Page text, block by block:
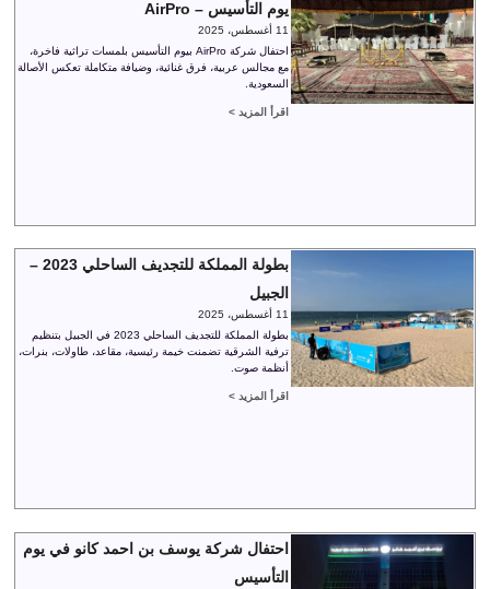
يوم التأسيس – AirPro
11 أغسطس، 2025
احتفال شركة AirPro بيوم التأسيس بلمسات تراثية فاخرة،
مع مجالس عربية، فرق غنائية، وضيافة متكاملة تعكس الأصالة
السعودية.
اقرأ المزيد >
بطولة المملكة للتجديف الساحلي 2023 –
الجبيل
11 أغسطس، 2025
بطولة المملكة للتجديف الساحلي 2023 في الجبيل بتنظيم
ترفية الشرقية تضمنت خيمة رئيسية، مقاعد، طاولات، بنرات،
أنظمة صوت.
اقرأ المزيد >
احتفال شركة يوسف بن احمد كانو في يوم
التأسيس